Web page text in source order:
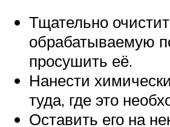
Тщательно
обрабатываемую
просушить её.
Нанести
туда, где это
Оставить его на